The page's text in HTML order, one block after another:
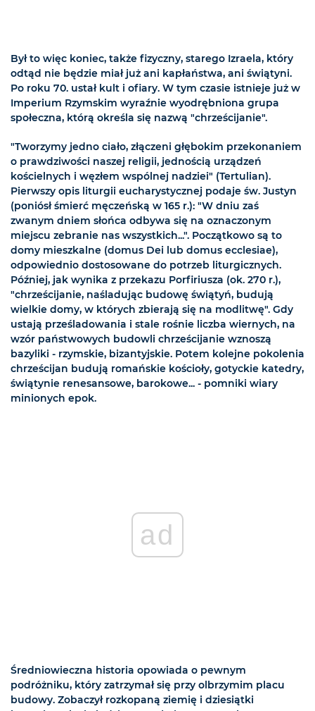
Był to więc koniec, także fizyczny, starego Izraela, który
odtąd nie będzie miał już ani kapłaństwa, ani świątyni.
Po roku 70. ustał kult i ofiary. W tym czasie istnieje już w
Imperium Rzymskim wyraźnie wyodrębniona grupa
społeczna, którą określa się nazwą "chrześcijanie".
"Tworzymy jedno ciało, złączeni głębokim przekonaniem
o prawdziwości naszej religii, jednością urządzeń
kościelnych i węzłem wspólnej nadziei" (Tertulian).
Pierwszy opis liturgii eucharystycznej podaje św. Justyn
(poniósł śmierć męczeńską w 165 r.): "W dniu zaś
zwanym dniem słońca odbywa się na oznaczonym
miejscu zebranie nas wszystkich...". Początkowo są to
domy mieszkalne (domus Dei lub domus ecclesiae),
odpowiednio dostosowane do potrzeb liturgicznych.
Później, jak wynika z przekazu Porfiriusza (ok. 270 r.),
"chrześcijanie, naśladując budowę świątyń, budują
wielkie domy, w których zbierają się na modlitwę". Gdy
ustają prześladowania i stale rośnie liczba wiernych, na
wzór państwowych budowli chrześcijanie wznoszą
bazyliki - rzymskie, bizantyjskie. Potem kolejne pokolenia
chrześcijan budują romańskie kościoły, gotyckie katedry,
świątynie renesansowe, barokowe... - pomniki wiary
minionych epok.
ad
Średniowieczna historia opowiada o pewnym
podróżniku, który zatrzymał się przy olbrzymim placu
budowy. Zobaczył rozkopaną ziemię i dziesiątki